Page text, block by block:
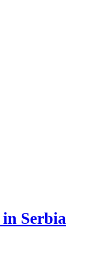
Serbia